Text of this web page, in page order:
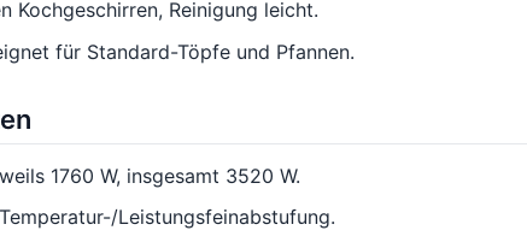
Kochgeschirren, Reinigung leicht.
für Standard-Töpfe und Pfannen.
1760 W, insgesamt 3520 W.
Leistungsfeinabstufung.